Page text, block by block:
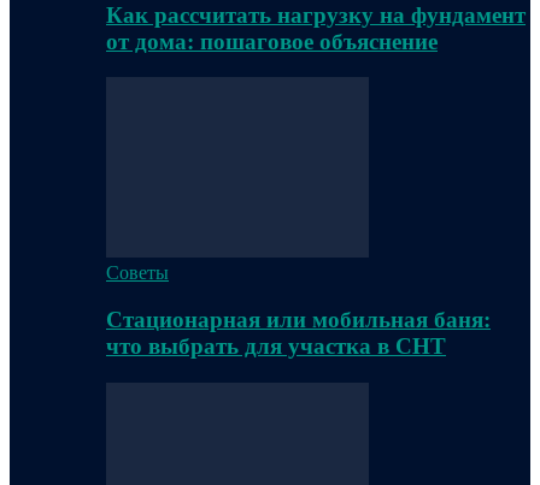
Как рассчитать нагрузку на фундамент
от дома: пошаговое объяснение
Советы
Стационарная или мобильная баня:
что выбрать для участка в СНТ